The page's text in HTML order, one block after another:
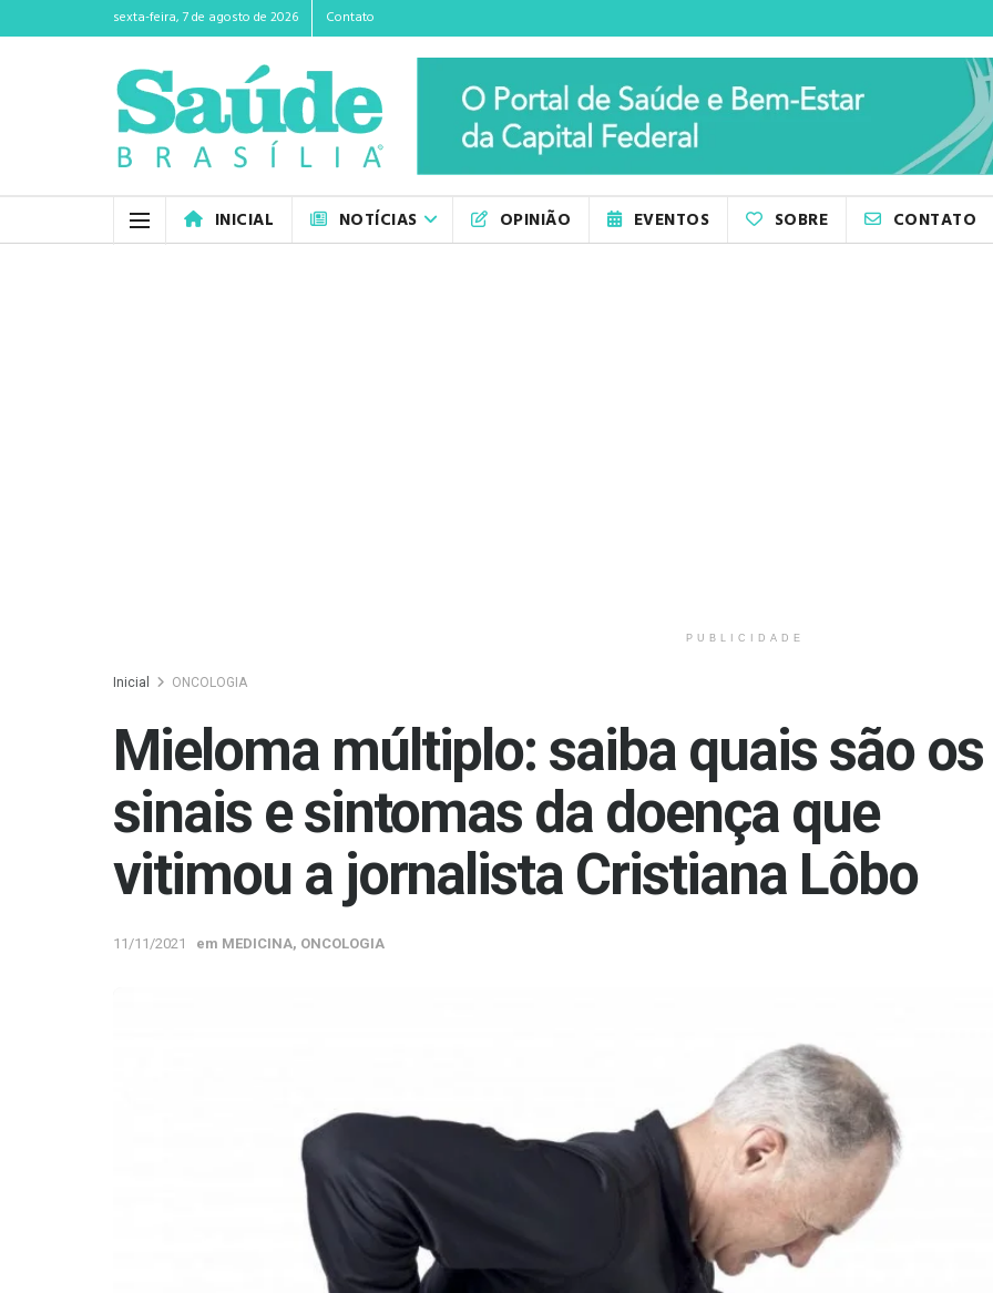
sexta-feira, 7 de agosto de 2026 Contato
INICIAL NOTÍCIAS OPINIÃO EVENTOS SOBRE CONTATO
PUBLICIDADE
Inicial ONCOLOGIA
Mieloma múltiplo: saiba quais são os
sinais e sintomas da doença que
vitimou a jornalista Cristiana Lôbo
11/11/2021 em MEDICINA, ONCOLOGIA